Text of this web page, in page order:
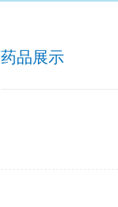
药品展示